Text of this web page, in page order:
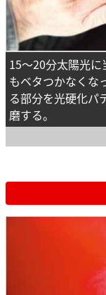
15～20分太陽光
もベタつかなくな
る部分を光硬化パ
磨する。